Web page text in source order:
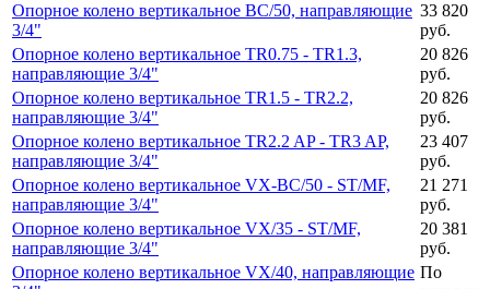
Опорное колено вертикальное BC/50, направляющие
3/4"
33 820
руб.
Опорное колено вертикальное TR0.75 - TR1.3,
направляющие 3/4"
20 826
руб.
Опорное колено вертикальное TR1.5 - TR2.2,
направляющие 3/4"
20 826
руб.
Опорное колено вертикальное TR2.2 AP - TR3 AP,
направляющие 3/4"
23 407
руб.
Опорное колено вертикальное VX-BC/50 - ST/MF,
направляющие 3/4"
21 271
руб.
Опорное колено вертикальное VX/35 - ST/MF,
направляющие 3/4"
20 381
руб.
Опорное колено вертикальное VX/40, направляющие По